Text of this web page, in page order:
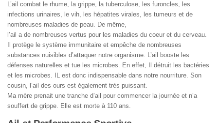
L’ail combat le rhume, la grippe, la tuberculose, les furoncles, les
infections urinaires, le vih, les hépatites virales, les tumeurs et de
nombreuses maladies de peau. De même,
l’ail a de nombreuses vertus pour les maladies du coeur et du cerveau.
Il protège le système immunitaire et empêche de nombreuses
substances nuisibles d’attaquer notre organisme. L’ail booste les
défenses naturelles et tue les microbes. En effet, Il détruit les bactéries
et les microbes. IL est donc indispensable dans notre nourriture. Son
cousin, l’ail des ours est également très puissant.
Ma mère prenait une tranche d’ail pour commencer la journée et n’a
souffert de grippe. Elle est morte à 110 ans.